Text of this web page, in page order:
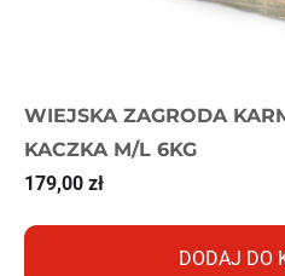
WIEJSKA ZAGRODA
KACZKA M/L 6KG
179,00 zł
DODAJ DO